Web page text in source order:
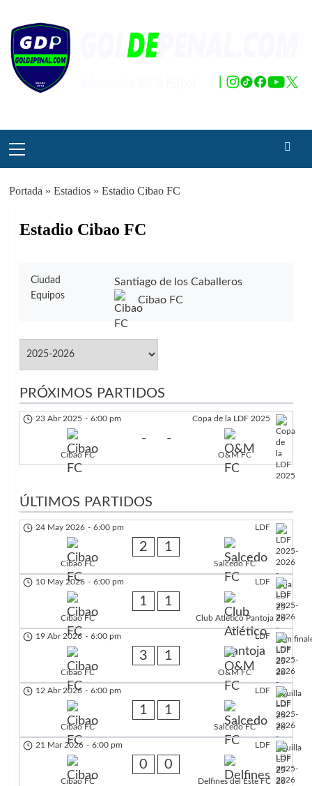
contenido
principal
Portada » Estadios» Estadio Cibao FC
Estadio Cibao FC
Ciudad Santiago de los Caballeros
Equipos Cibao FC
PRÓXIMOS PARTIDOS
Copa de la LDF 2025
23 Abr 2025 - 6:00 pm
Cibao FC
- -
O&M FC
ÚLTIMOS PARTIDOS
LDF
24 May 2026 - 6:00 pm
Cibao FC
2 1
Salcedo FC
LDF
10 May 2026 - 6:00 pm
Cibao FC
1 1
Club Atlético Pantoja
LDF
19 Abr 2026 - 6:00 pm
Cibao FC
3 1
O&M FC
LDF
12 Abr 2026 - 6:00 pm
Cibao FC
1 1
Salcedo FC
LDF
21 Mar 2026 - 6:00 pm
Cibao FC
0 0
Delfines del Este FC